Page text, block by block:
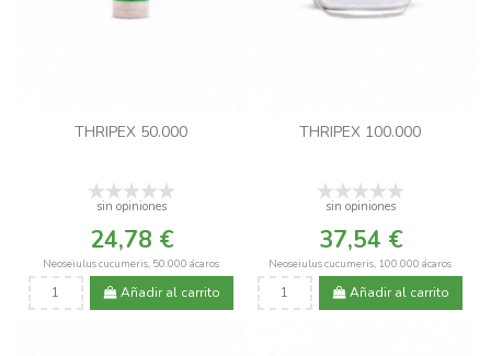
THRIPEX 50.000
sin opiniones
24,78 €
Neoseiulus cucumeris, 50.000 ácaros
Añadir al carrito
THRIPEX 100.000
sin opiniones
37,54 €
Neoseiulus cucumeris, 100.000 ácaros
Añadir al carrito